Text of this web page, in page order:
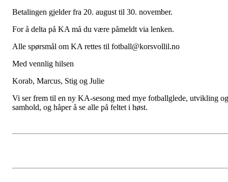
Betalingen gjelder fra 20. august til 30. november.
For å delta på KA må du være påmeldt via lenken.
Alle spørsmål om KA rettes til fotball@korsvollil.no
Med vennlig hilsen
Korab, Marcus, Stig og Julie
Vi ser frem til en ny KA-sesong med mye fotballglede, utvikling og
samhold, og håper å se alle på feltet i høst.